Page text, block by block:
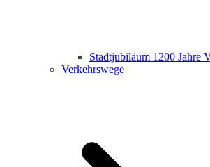
Stadtjubiläum 1200 Jahre
Verkehrswege